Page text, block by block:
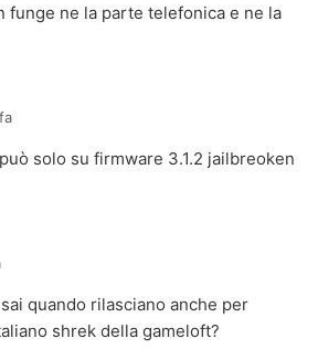
funge ne la parte telefonica e ne la
solo su firmware 3.1.2 jailbreoken
quando rilasciano anche per
shrek della gameloft?